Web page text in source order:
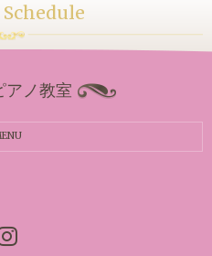
ノ教室